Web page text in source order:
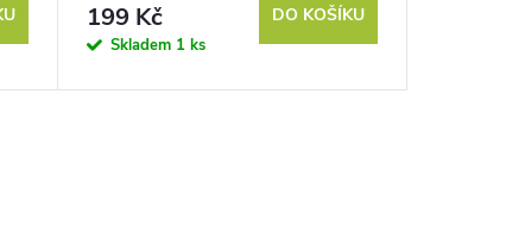
199 Kč
Skladem 1 ks
DO KOŠÍKU